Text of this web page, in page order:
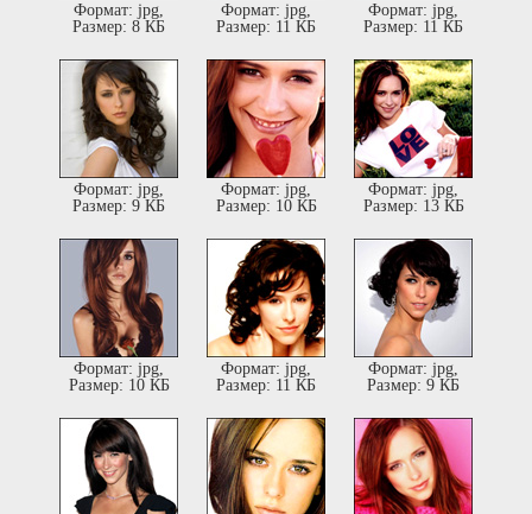
Формат: jpg,
Размер: 8 КБ
Формат: jpg,
Размер: 11 КБ
Формат: jpg,
Размер: 11 КБ
Формат: jpg,
Размер: 9 КБ
Формат: jpg,
Размер: 10 КБ
Формат: jpg,
Размер: 13 КБ
Формат: jpg,
Размер: 10 КБ
Формат: jpg,
Размер: 11 КБ
Формат: jpg,
Размер: 9 КБ